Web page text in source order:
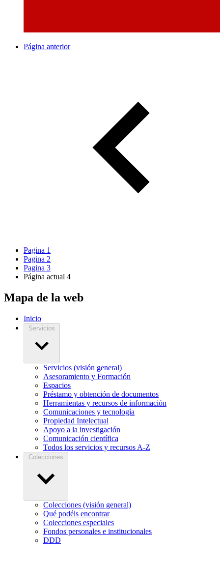
Página anterior
Pagina 1
Pagina 2
Pagina 3
Página actual 4
Mapa de la web
Inicio
Servicios
Servicios (visión general)
Asesoramiento y Formación
Espacios
Préstamo y obtención de documentos
Herramientas y recursos de información
Comunicaciones y tecnología
Propiedad Intelectual
Apoyo a la investigación
Comunicación científica
Todos los servicios y recursos A-Z
Colecciones
Colecciones (visión general)
Qué podéis encontrar
Colecciones especiales
Fondos personales e institucionales
DDD